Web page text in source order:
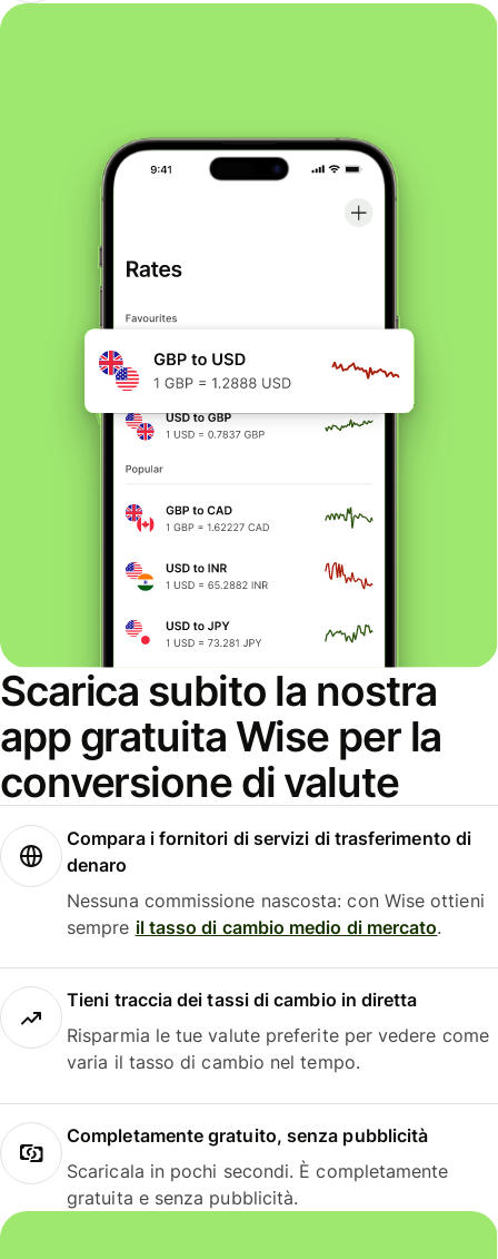
Scarica subito la nostra
app gratuita Wise per la
conversione di valute
Compara i fornitori di servizi di trasferimento di
denaro
Nessuna commissione nascosta: con Wise ottieni
sempre il tasso di cambio medio di mercato.
Tieni traccia dei tassi di cambio in diretta
Risparmia le tue valute preferite per vedere come
varia il tasso di cambio nel tempo.
Completamente gratuito, senza pubblicità
Scaricala in pochi secondi. È completamente
gratuita e senza pubblicità.